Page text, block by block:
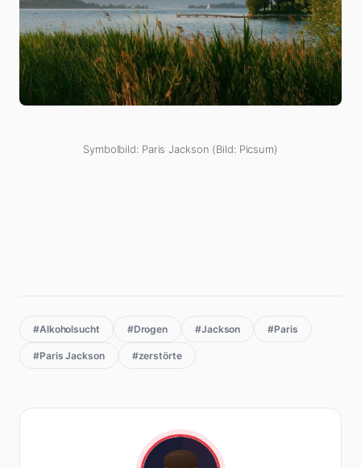
Symbolbild: Paris Jackson (Bild: Picsum)
#Alkoholsucht #Drogen #Jackson #Paris
#Paris Jackson #zerstörte